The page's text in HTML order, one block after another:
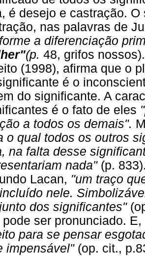
é desejo e castração.
nas palavras de
a diferenciação
(p. 48, grifos
(1998), afirma que o
é o
do significante. A
é o fato de eles
a todos os demais".
o qual todos os outros
na falta desse
nada"(p.
Lacan, "um traço
nele.
dos significantes"
pode ser pronunciado.
para se pensar
impensável"(op. cit.,